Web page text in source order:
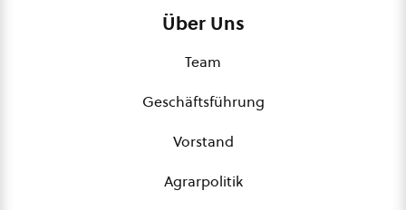
Über Uns
Team
Geschäftsführung
Vorstand
Agrarpolitik